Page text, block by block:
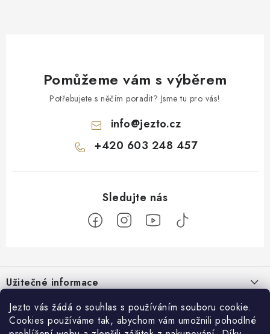
Jezto vás žádá o souhlas s používáním souboru cookie.
Cookies používáme tak, abychom vám umožnili pohodlné
Pomůžeme vám s výběrem
Potřebujete s něčím poradit? Jsme tu pro vás!
info@jezto.cz
+420 603 248 457
pUžitečné informace
O nás
Náš příběh
Zákaznický servis